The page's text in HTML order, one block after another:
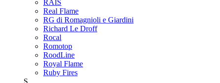
RAIS
Real Flame
RG di Romagnioli e Giardini
Richard Le Droff
Rocal
Romotop
RoodLine
Royal Flame
Ruby Fires
S